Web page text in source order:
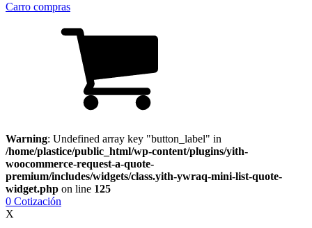
Carro compras
Warning: Undefined array key "button_label" in
/home/plastice/public_html/wp-content/plugins/yith-
woocommerce-request-a-quote-
premium/includes/widgets/class.yith-ywraq-mini-list-quote-
widget.php on line 125
0 Cotización
X